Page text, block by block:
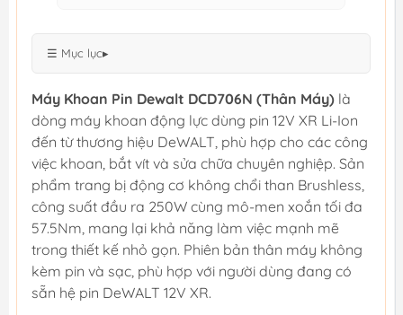
☰ Mục lục▸
Máy Khoan Pin Dewalt DCD706N (Thân Máy) là
dòng máy khoan động lực dùng pin 12V XR Li-Ion
đến từ thương hiệu DeWALT, phù hợp cho các công
việc khoan, bắt vít và sửa chữa chuyên nghiệp. Sản
phẩm trang bị động cơ không chổi than Brushless,
công suất đầu ra 250W cùng mô-men xoắn tối đa
57.5Nm, mang lại khả năng làm việc mạnh mẽ
trong thiết kế nhỏ gọn. Phiên bản thân máy không
kèm pin và sạc, phù hợp với người dùng đang có
sẵn hệ pin DeWALT 12V XR.